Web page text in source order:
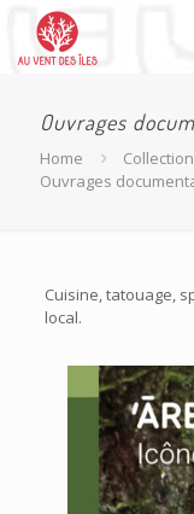
Ouvrages
Home
Ouvrages
Cuisine, tatouage,
local.